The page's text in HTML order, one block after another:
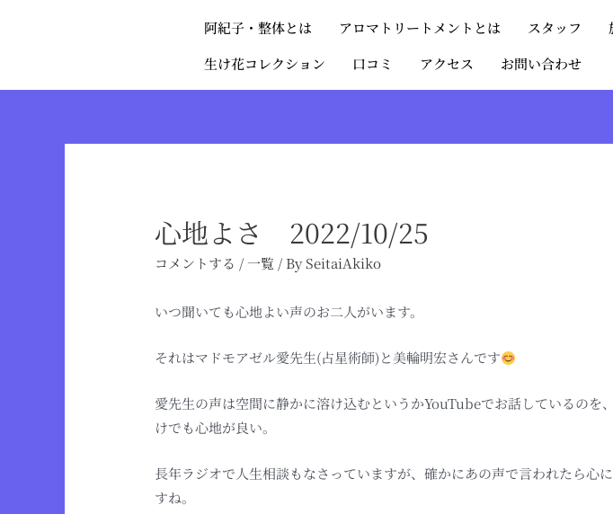
阿紀子・整体とは アロマトリートメントとは スタッフ
生け花コレクション
口コミ アクセス お問い合わせ
心地よさ 2022/10/25
コメントする / 一覧 / BySeitaiAkiko
いつ聞いても心地よい声のお二人がいます。
それはマドモアゼル愛先生(占星術師)と美輪明宏さんです
愛先生の声は空間に静かに溶け込むというかYouTubeでお話しているのを
けでも心地が良い。
長年ラジオで人生相談もなさっていますが、確かにあの声で言われたら心
すね。